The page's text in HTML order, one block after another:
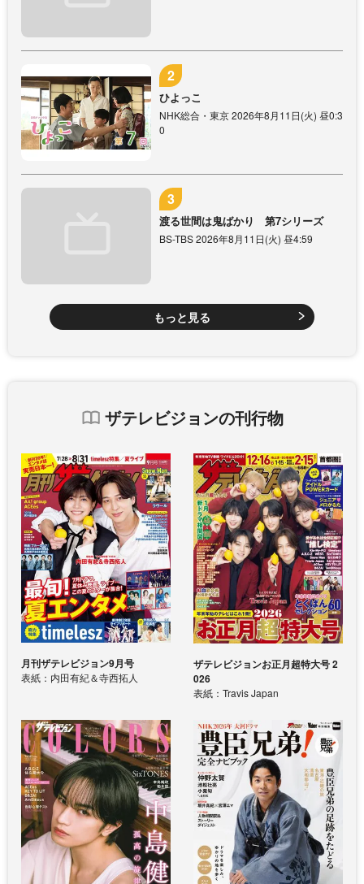
ひよっこ
NHK総合・東京 2026年8月11日(火) 昼0:3
0
渡る世間は鬼ばかり 第7シリーズ
BS-TBS 2026年8月11日(火) 昼4:59
もっと見る
ザテレビジョンの刊行物
月刊ザテレビジョン9月号
表紙：内田有紀＆寺西拓人
ザテレビジョンお正月超特大号 2
026
表紙：Travis Japan